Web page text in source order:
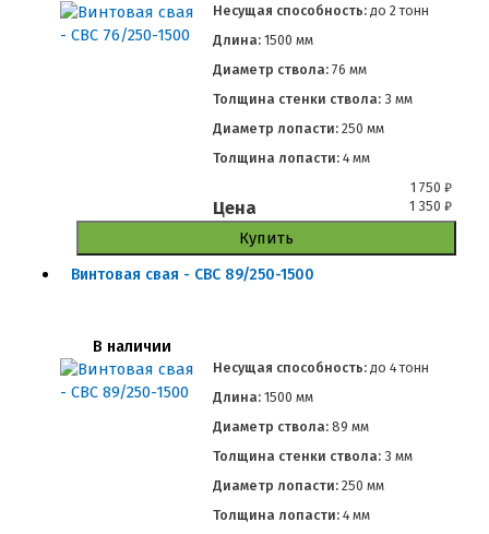
Несущая способность: до 2 тонн
Длина:1500 мм
Диаметр ствола:76 мм
Толщина стенки ствола:3 мм
Диаметр лопасти:250 мм
Толщина лопасти:4 мм
1 750₽
Цена 1 350₽
Купить
Винтовая свая - СВС 89/250-1500
В наличии
Несущая способность: до 4 тонн
Длина:1500 мм
Диаметр ствола:89 мм
Толщина стенки ствола:3 мм
Диаметр лопасти:250 мм
Толщина лопасти:4 мм